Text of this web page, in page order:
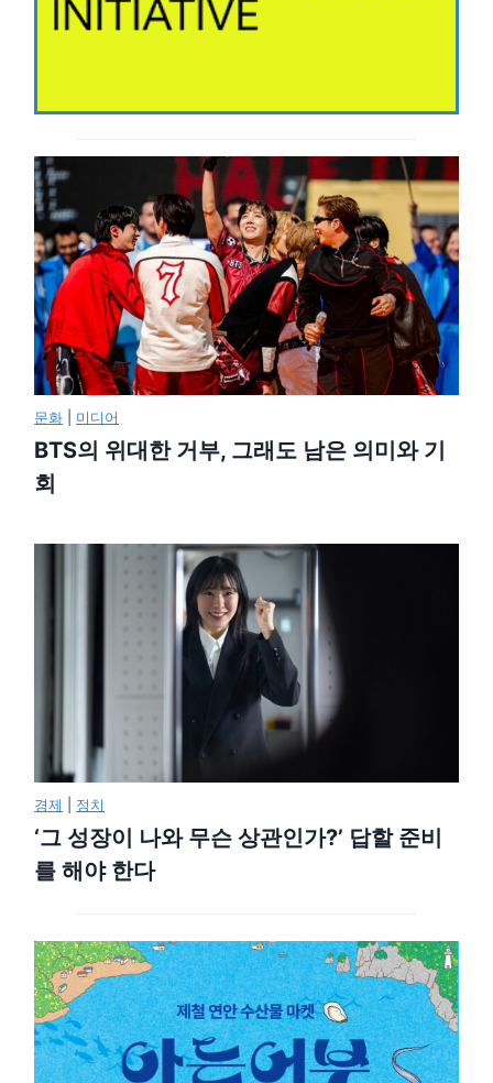
문화 미디어
BTS의 위대한 거부, 그래도 남은 의미와 기
회
경제 정치
‘그 성장이 나와 무슨 상관인가?’ 답할 준비
를 해야 한다